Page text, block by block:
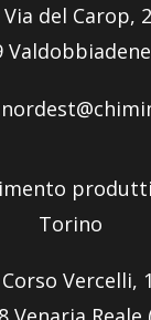
del Carop,
Torino
Vercelli,